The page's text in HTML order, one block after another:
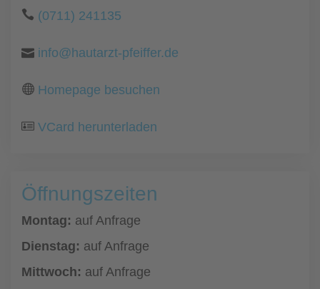
(0711) 241135
info@hautarzt-pfeiffer.de
Homepage besuchen
VCard herunterladen
Öffnungszeiten
Montag: auf Anfrage
Dienstag: auf Anfrage
Mittwoch: auf Anfrage